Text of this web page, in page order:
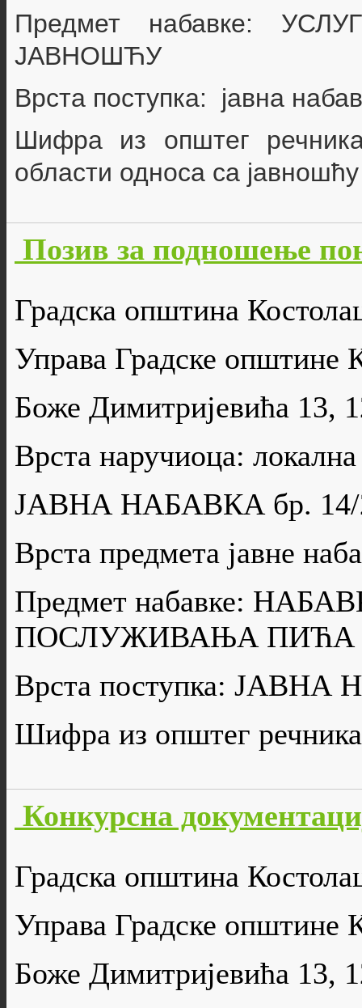
Предмет набавке:
ЈАВНОШЋУ
Врста поступка: јавна
Шифра из општег
области односа са
Позив за подношење
Градска општина
Управа Градске општине
Боже Димитријевића 13,
Врста наручиоца:
ЈАВНА НАБАВКА бр. 14/
Врста предмета јавне
Предмет набавке:
ПОСЛУЖИВАЊА ПИЋА
Врста поступка:
Шифра из општег
Конкурсна
Градска општина
Управа Градске општине
Боже Димитријевића 13,